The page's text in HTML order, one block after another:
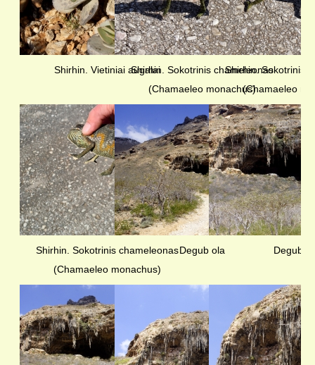
Shirhin. Vietiniai augalaiShirhin. Sokotrinis chameleonas
(Chamaeleo monachus)
Shirhin. Sokotrinis
(Chamaeleo
Shirhin. Sokotrinis chameleonas
(Chamaeleo monachus)
Degub ola Degub